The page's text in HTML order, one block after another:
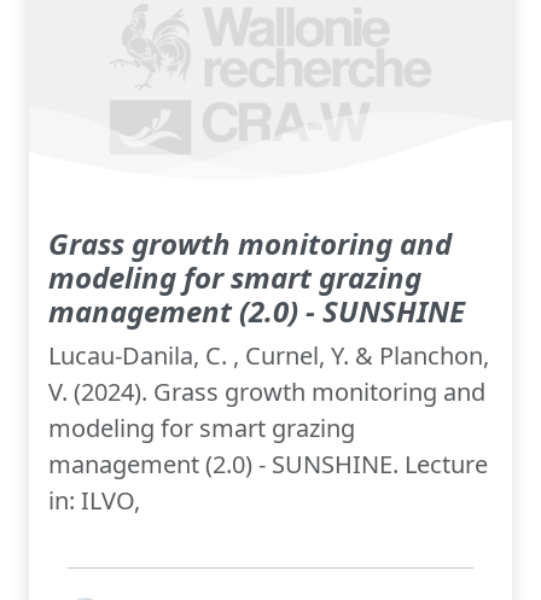
Grass growth monitoring and
modeling for smart grazing
management (2.0) - SUNSHINE
Lucau-Danila, C. , Curnel, Y. & Planchon,
V. (2024). Grass growth monitoring and
modeling for smart grazing
management (2.0) - SUNSHINE. Lecture
in: ILVO,